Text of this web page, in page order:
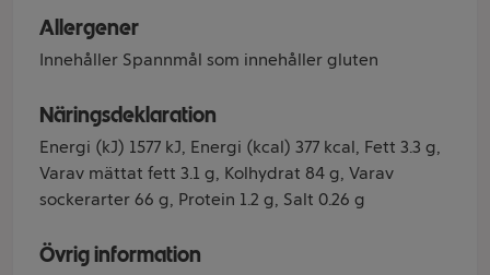
Allergener
Innehåller Spannmål som innehåller gluten
Näringsdeklaration
Energi (kJ) 1577 kJ, Energi (kcal) 377 kcal, Fett 3.3 g,
Varav mättat fett 3.1 g, Kolhydrat 84 g, Varav
sockerarter 66 g, Protein 1.2 g, Salt 0.26 g
Övrig information